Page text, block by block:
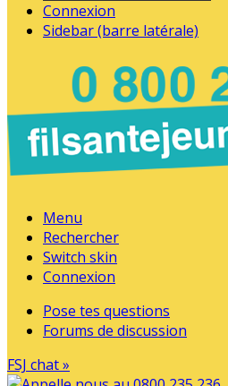
Connexion
Sidebar (barre latérale)
Menu
Rechercher
Switch skin
Connexion
Pose tes questions
Forums de discussion
FSJ chat »